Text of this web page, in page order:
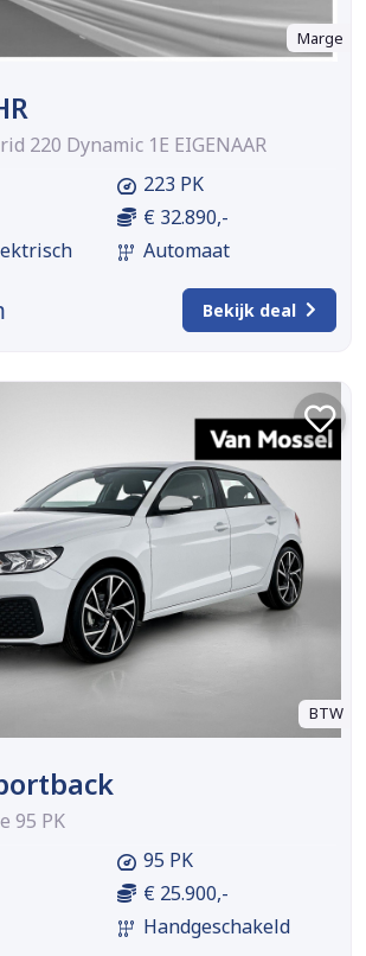
Marge
220 Dynamic 1E EIGENAAR
223 PK
€ 32.890,-
Automaat
Bekijk deal
BTW
95 PK
95 PK
€ 25.900,-
Handgeschakeld